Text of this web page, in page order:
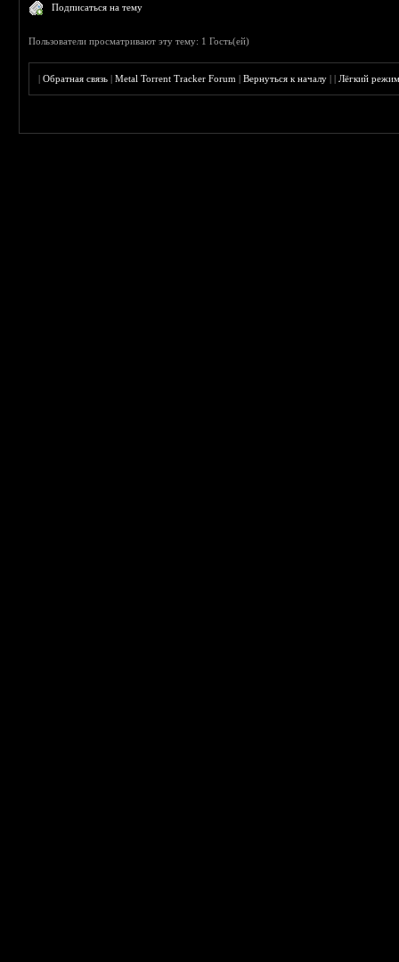
Подписаться на тему
Пользователи просматривают эту тему: 1 Гость(ей)
|Обратная связь |Metal Torrent Tracker Forum |Вернуться к началу ||Лёгкий